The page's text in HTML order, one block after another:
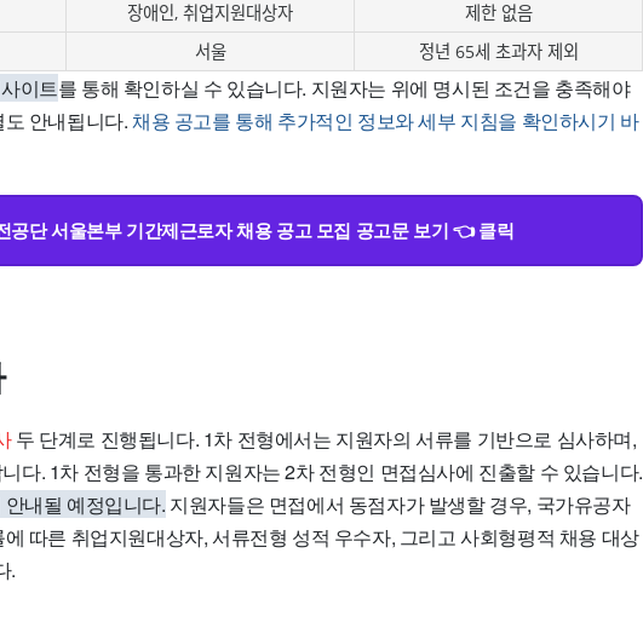
장애인, 취업지원대상자
제한 없음
서울 정년 65세 초과자 제외
이트를 통해 확인하실 수 있습니다. 지원자는 위에 명시된 조건을 충족해야
도 안내됩니다.채용 공고를 통해 추가적인 정보와 세부 지침을 확인하시기 바
공단 서울본부 기간제근로자 채용 공고 모집 공고문 보기 👈 클릭
두 단계로 진행됩니다. 1차 전형에서는 지원자의 서류를 기반으로 심사하며,
다. 1차 전형을 통과한 지원자는 2차 전형인 면접심사에 진출할 수 있습니다.
내될 예정입니다. 지원자들은 면접에서 동점자가 발생할 경우, 국가유공자
따른 취업지원대상자, 서류전형 성적 우수자, 그리고 사회형평적 채용 대상
.